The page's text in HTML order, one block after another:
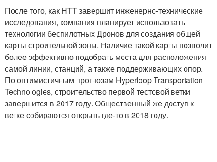
После того, как HTT завершит инженерно-технические
исследования, компания планирует использовать
технологии беспилотных Дронов для создания общей
карты строительной зоны. Наличие такой карты позволит
более эффективно подобрать места для расположения
самой линии, станций, а также поддерживающих опор.
По оптимистичным прогнозам Hyperloop Transportation
Technologies, строительство первой тестовой ветки
завершится в 2017 году. Общественный же доступ к
ветке собираются открыть где-то в 2018 году.